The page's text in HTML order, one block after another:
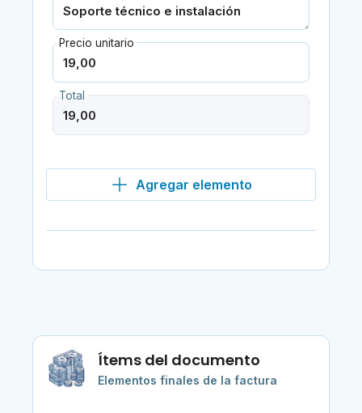
Precio unitario
Total
Agregar elemento
Ítems del documento
Elementos finales de la factura